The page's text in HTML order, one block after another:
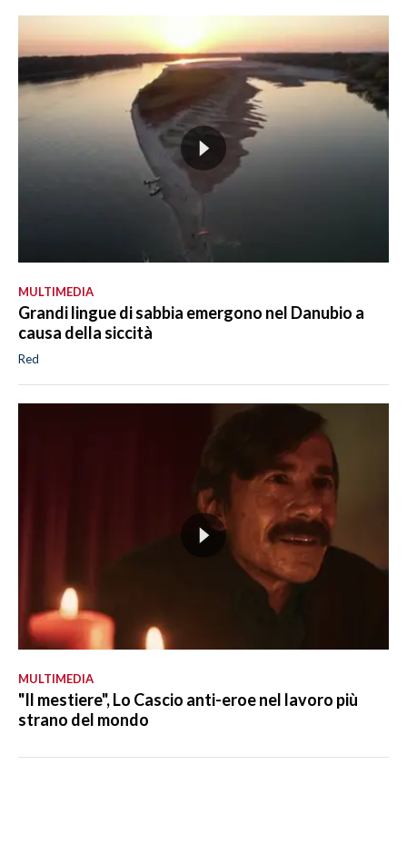
MULTIMEDIA
Grandi lingue di sabbia emergono nel Danubio a
causa della siccità
Red
MULTIMEDIA
"Il mestiere", Lo Cascio anti-eroe nel lavoro più
strano del mondo